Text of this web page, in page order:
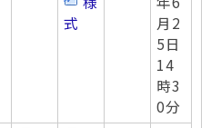
式
月2
5日
14
時3
0分